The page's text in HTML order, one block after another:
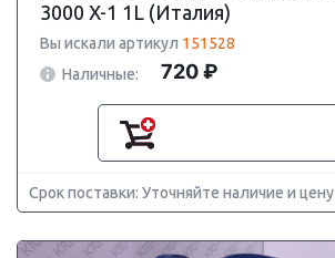
3000 X-1 1L (Италия)
Вы искали артикул 151528
Наличные:
720 ₽
Срок поставки: Уточняйте наличие и цену